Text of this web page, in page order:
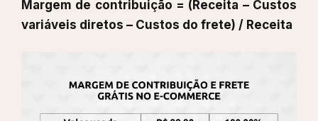
Margem de contribuição = (Receita – Custos
variáveis ​​diretos – Custos do frete) / Receita